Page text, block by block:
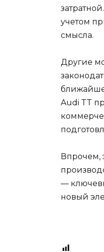
учетом
смысла.
Другие
Audi TT
Впрочем,
—
новый